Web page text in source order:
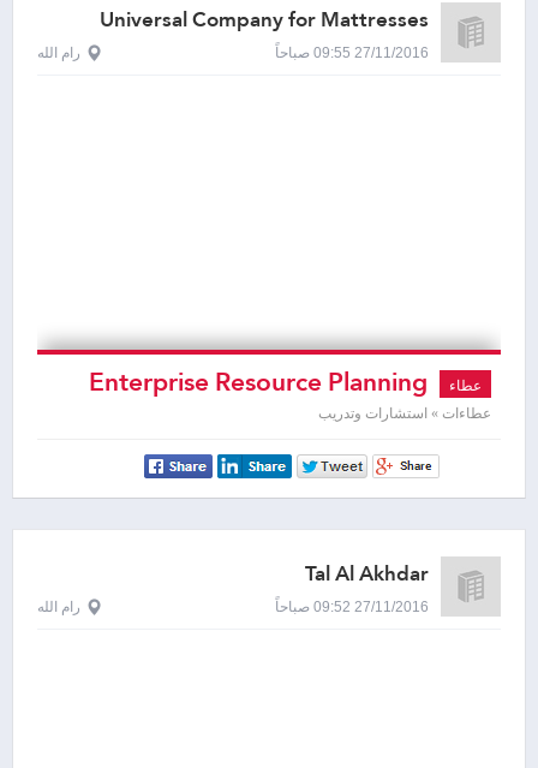
Universal Company for Mattresses
27/11/2016 09:55 صباحاً رام الله
عطاء Enterprise Resource Planning
System
عطاءات » استشارات وتدريب
Tal Al Akhdar
27/11/2016 09:52 صباحاً رام الله